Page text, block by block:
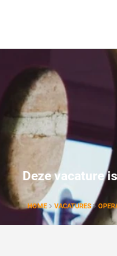
Deze vacature
HOME VACATURES